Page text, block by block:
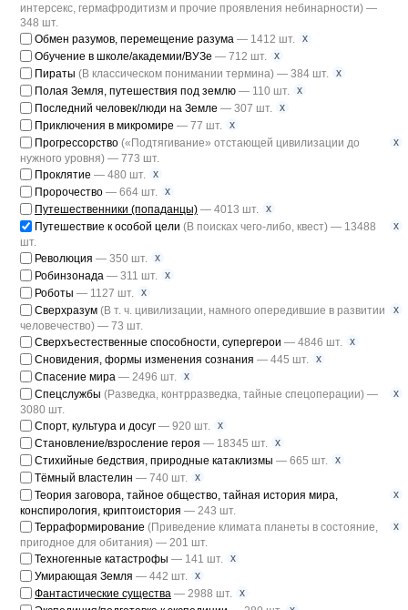
интерсекс, гермафродитизм и прочие проявления небинарности) —
348 шт.
Обмен разумов, перемещение разума — 1412 шт. x
Обучение в школе/академии/ВУЗе — 712 шт. x
Пираты (В классическом понимании термина) — 384 шт. x
Полая Земля, путешествия под землю — 110 шт. x
Последний человек/люди на Земле — 307 шт. x
Приключения в микромире — 77 шт. x
Прогрессорство («Подтягивание» отстающей цивилизации до
нужного уровня) — 773 шт.
x
Проклятие — 480 шт. x
Пророчество — 664 шт. x
Путешественники (попаданцы) — 4013 шт. x
Путешествие к особой цели (В поисках чего-либо, квест) — 13488
шт.
x
Революция — 350 шт. x
Робинзонада — 311 шт. x
Роботы — 1127 шт. x
Сверхразум (В т. ч. цивилизации, намного опередившие в развитии
человечество) — 73 шт.
x
Сверхъестественные способности, супергерои — 4846 шт. x
Сновидения, формы изменения сознания — 445 шт. x
Спасение мира — 2496 шт. x
Спецслужбы (Разведка, контрразведка, тайные спецоперации) —
3080 шт.
x
Спорт, культура и досуг — 920 шт. x
Становление/взросление героя — 18345 шт. x
Стихийные бедствия, природные катаклизмы — 665 шт. x
Тёмный властелин — 740 шт. x
Теория заговора, тайное общество, тайная история мира,
конспирология, криптоистория — 243 шт.
x
Терраформирование (Приведение климата планеты в состояние,
пригодное для обитания) — 201 шт.
x
Техногенные катастрофы — 141 шт. x
Умирающая Земля — 442 шт. x
Фантастические существа — 2988 шт. x